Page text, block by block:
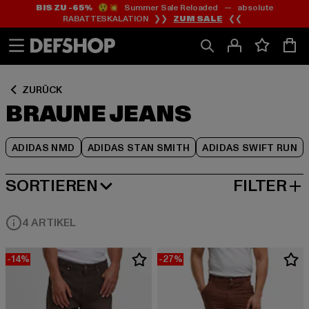
Zum
Inhalt
springen
Zum
Fußzeile
springen
BIS ZU -65%😲💥 Summer Sale Reloaded — absolute
RABATTESKALATION ❯❯ ZUM SALE ❮❮
ZURÜCK
BRAUNE JEANS
ADIDAS NMD ADIDAS STAN SMITH ADIDAS SWIFT RUN
Zum
Produktraster
springen
SORTIEREN
BELIEBTESTE FILTER
4 ARTIKEL
-14% -27%